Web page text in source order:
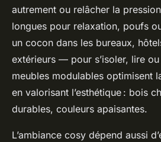
autrement ou relâcher la
longues pour relaxation, poufs
un cocon dans les bureaux,
extérieurs — pour s’isoler, lire
meubles modulables optimisent
en valorisant l’esthétique : bois
durables, couleurs apaisantes.
L’ambiance cosy dépend aussi